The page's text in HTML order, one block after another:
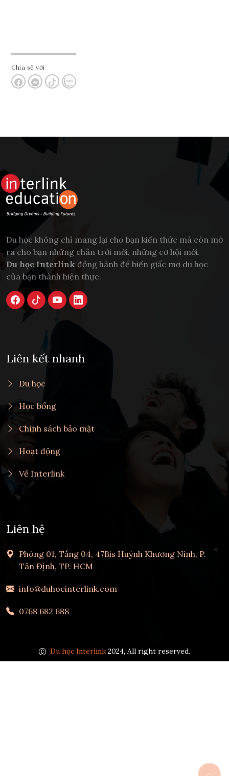
Chia sẻ với
Du học không chỉ mang lại cho bạn kiến thức mà còn mở
ra cho bạn những chân trời mới, những cơ hội mới.
Du học Interlink đồng hành để biến giấc mơ du học
của bạn thành hiện thực.
Liên kết nhanh
Du học
Học bổng
Chính sách bảo mật
Hoạt động
Về Interlink
Liên hệ
Phòng 01, Tầng 04, 47Bis Huỳnh Khương Ninh, P.
Tân Định, TP. HCM
info@duhocinterlink.com
0768 682 688
Du học Interlink 2024, All right reserved.